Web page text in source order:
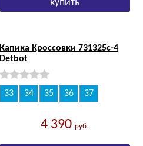
Капика Кроссовки 731325с-4
Detbot
33 34 35 36 37
4 390руб.